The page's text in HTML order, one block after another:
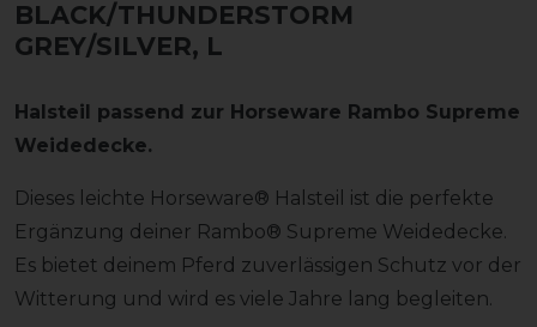
BLACK/THUNDERSTORM
GREY/SILVER, L
Halsteil passend zur Horseware Rambo Supreme
Weidedecke.
Dieses leichte Horseware® Halsteil ist die perfekte
Ergänzung deiner Rambo® Supreme Weidedecke.
Es bietet deinem Pferd zuverlässigen Schutz vor der
Witterung und wird es viele Jahre lang begleiten.